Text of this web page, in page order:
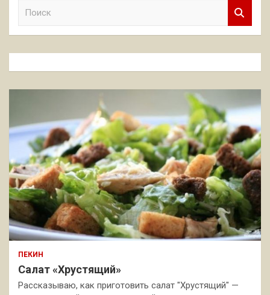
к
ПЕКИН
Салат «Хрустящий»
Рассказываю, как приготовить салат "Хрустящий" —